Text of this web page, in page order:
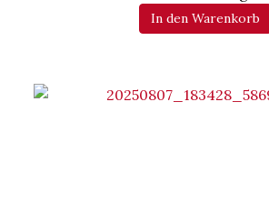
In den Warenkorb